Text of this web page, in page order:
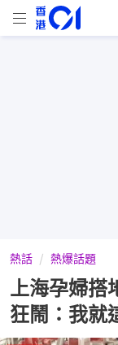
熱話 熱爆話題
上海孕婦
狂鬧：我就